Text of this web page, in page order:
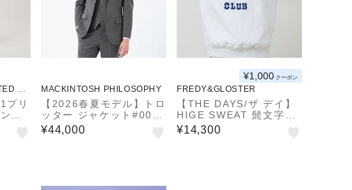
AR
プリ
ツ
MACKINTOSH PHILOSOPHY
【2026春夏モデル】トロ
ッター ジャケット#000
（ナンバーゼロ）バーズ
アイストレッチ リサイク
¥44,000
¥1,000 クーポン
FREDY&GLOSTER
【THE DAYS/ザ デイ】
HIGE SWEAT 髭文字刺
繍 クルーネックスウェッ
ト 裏起毛
¥14,300